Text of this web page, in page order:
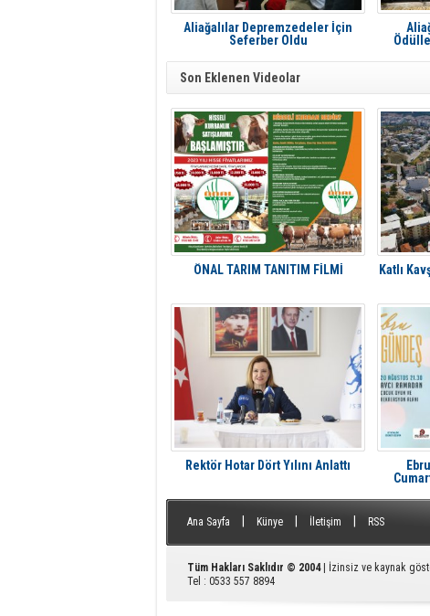
Aliağalılar Depremzedeler İçin
Seferber Oldu
Son Eklenen Videolar
ÖNAL TARIM TANITIM FİLMİ
Katlı
Rektör Hotar Dört Yılını Anlattı
Ana Sayfa Künye İletişim RSS
Tüm Hakları Saklıdır © 2004| İzinsiz ve kaynak
Tel : 0533 557 8894